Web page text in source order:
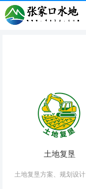
土地复垦
土地复垦方案、规划设